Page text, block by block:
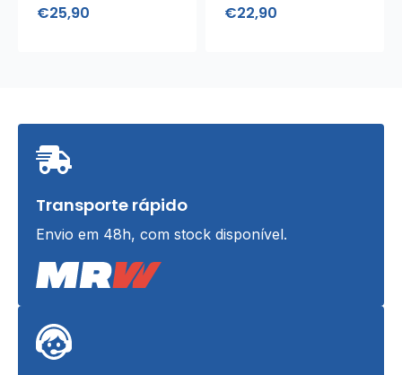
€25,90 €22,90
Transporte rápido
Envio em 48h, com stock disponível.